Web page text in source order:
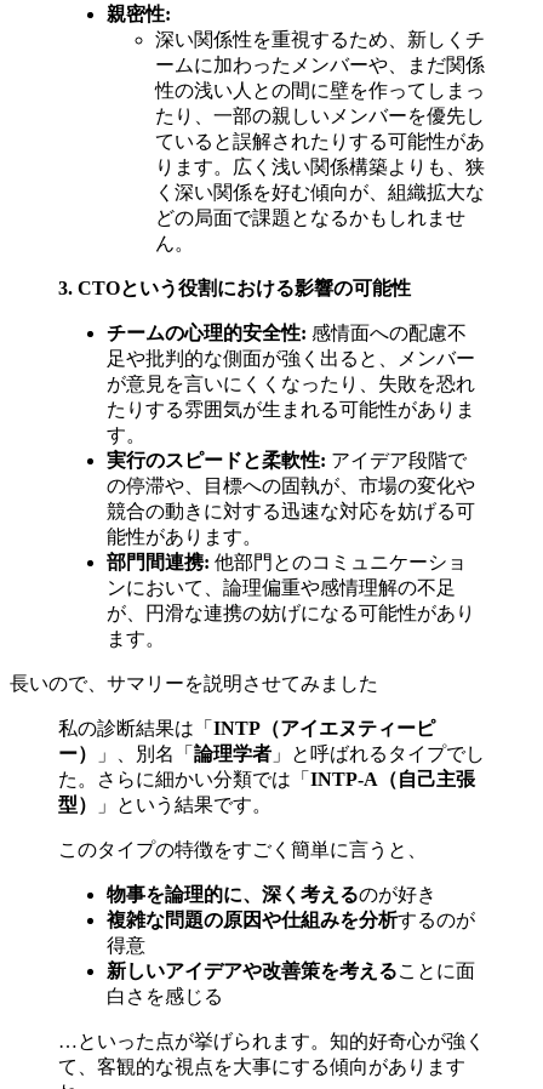
親密性:
深い関係性を重視するため、新しくチ
ームに加わったメンバーや、まだ関係
性の浅い人との間に壁を作ってしまっ
たり、一部の親しいメンバーを優先し
ていると誤解されたりする可能性があ
ります。広く浅い関係構築よりも、狭
く深い関係を好む傾向が、組織拡大な
どの局面で課題となるかもしれませ
ん。
3. CTOという役割における影響の可能性
チームの心理的安全性: 感情面への配慮不
足や批判的な側面が強く出ると、メンバー
が意見を言いにくくなったり、失敗を恐れ
たりする雰囲気が生まれる可能性がありま
す。
実行のスピードと柔軟性: アイデア段階で
の停滞や、目標への固執が、市場の変化や
競合の動きに対する迅速な対応を妨げる可
能性があります。
部門間連携: 他部門とのコミュニケーショ
ンにおいて、論理偏重や感情理解の不足
が、円滑な連携の妨げになる可能性があり
ます。
長いので、サマリーを説明させてみました
私の診断結果は「 INTP（アイエヌティーピ
ー）
」、別名「 論理学者 」と呼ばれるタイプでし
た。さらに細かい分類では「 INTP-A（自己主張
型）
」という結果です。
このタイプの特徴をすごく簡単に言うと、
物事を論理的に、深く考えるのが好き
複雑な問題の原因や仕組みを分析するのが
得意
新しいアイデアや改善策を考えることに面
白さを感じる
…といった点が挙げられます。知的好奇心が強く
て、客観的な視点を大事にする傾向があります